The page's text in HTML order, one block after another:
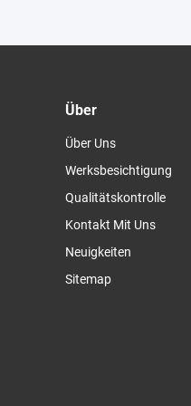
Über
Über Uns
Werksbesichtigung
Qualitätskontrolle
Kontakt Mit Uns
Neuigkeiten
Sitemap